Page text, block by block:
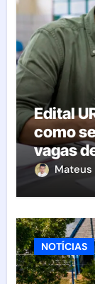
Edital
como
vagas
Diretor
NOTÍCIAS